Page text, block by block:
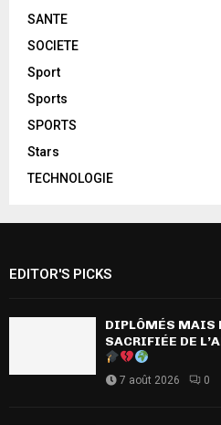
SANTE
SOCIETE
Sport
Sports
SPORTS
Stars
TECHNOLOGIE
EDITOR'S PICKS
DIPLÔMÉS MAIS
SACRIFIÉE DE
7 août 2026 0